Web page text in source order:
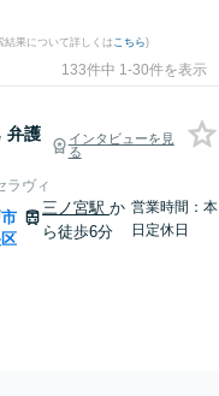
結果について詳しくはこちら)
133件中 1-30件を表示
弁護
インタビューを見
る
ラヴィ
三ノ宮駅か
ら徒歩6分
営業時間：本
日定休日